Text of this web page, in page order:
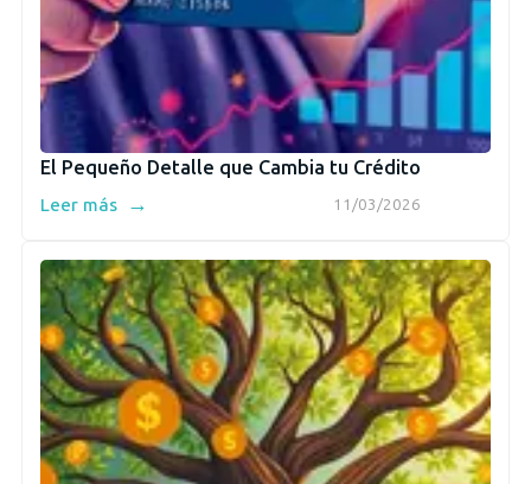
El Pequeño Detalle que Cambia tu Crédito
11/03/2026
Leer más →